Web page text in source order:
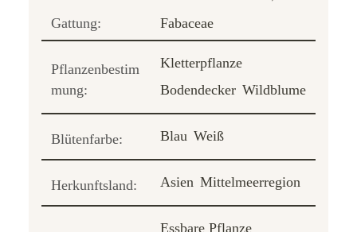
Gattung: Fabaceae
Pflanzenbestim
mung:
Kletterpflanze
Bodendecker Wildblume
Blütenfarbe: Blau Weiß
Herkunftsland: Asien Mittelmeerregion
Essbare Pflanze